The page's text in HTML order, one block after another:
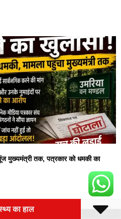
मुख्यमंत्री तक, पत्रकार को धमकी का
पर खाद्यान्न वितरण व्यवस्था होगी